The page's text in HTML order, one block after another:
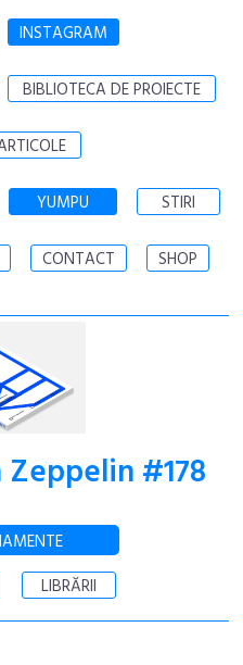
INSTAGRAM
BIBLIOTECA DE PROIECTE
YUMPU STIRI
CONTACT SHOP
Zeppelin #178
LIBRĂRII